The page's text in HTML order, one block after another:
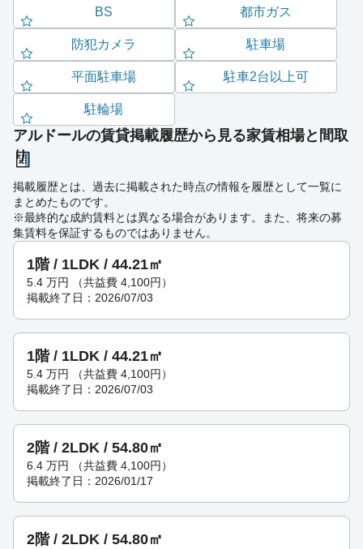
BS 都市ガス
防犯カメラ 駐車場
平面駐車場 駐車2台以上可
駐輪場
アルドールの賃貸掲載履歴から見る家賃相場と間取
り
掲載履歴とは、過去に掲載された時点の情報を履歴として一覧に
まとめたものです。
※最終的な成約賃料とは異なる場合があります。また、将来の募
集賃料を保証するものではありません。
1階 / 1LDK / 44.21㎡
5.4 万円 （共益費 4,100円）
掲載終了日：2026/07/03
1階 / 1LDK / 44.21㎡
5.4 万円 （共益費 4,100円）
掲載終了日：2026/07/03
2階 / 2LDK / 54.80㎡
6.4 万円 （共益費 4,100円）
掲載終了日：2026/01/17
2階 / 2LDK / 54.80㎡